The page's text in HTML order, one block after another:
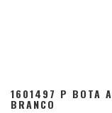
1601497 P BOTA
BRANCO